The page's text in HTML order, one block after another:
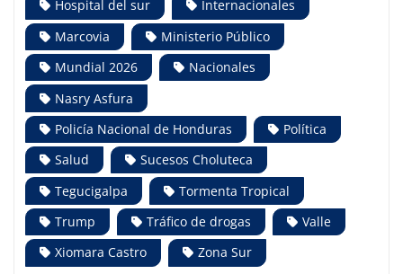
Hospital del sur
Internacionales
Marcovia
Ministerio Público
Mundial 2026
Nacionales
Nasry Asfura
Policía Nacional de Honduras
Política
Salud
Sucesos Choluteca
Tegucigalpa
Tormenta Tropical
Trump
Tráfico de drogas
Valle
Xiomara Castro
Zona Sur